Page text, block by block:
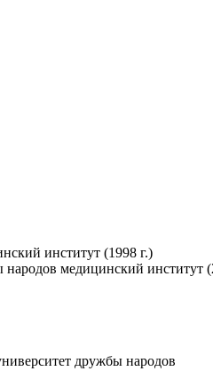
институт (1998 г.)
медицинский институт
дружбы народов